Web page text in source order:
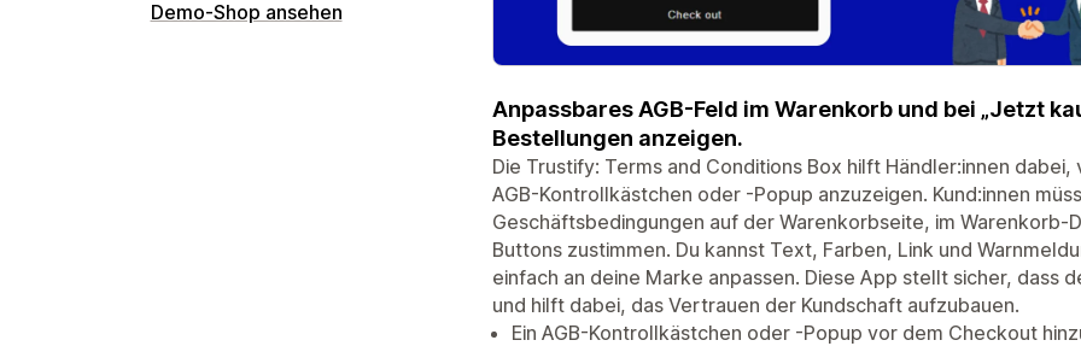
Demo-Shop ansehen
Anpassbares AGB-Feld im Warenkorb und bei „Jetzt
Bestellungen anzeigen.
Die Trustify: Terms and Conditions Box hilft Händler:innen
AGB-Kontrollkästchen oder -Popup anzuzeigen. Kund:innen
Geschäftsbedingungen auf der Warenkorbseite, im Warenkorb-
Buttons zustimmen. Du kannst Text, Farben, Link und
einfach an deine Marke anpassen. Diese App stellt sicher, dass
und hilft dabei, das Vertrauen der Kundschaft aufzubauen.
Ein AGB-Kontrollkästchen oder -Popup vor dem Checkout